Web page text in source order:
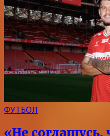
ФУТБОЛ
«Не соглашусь,